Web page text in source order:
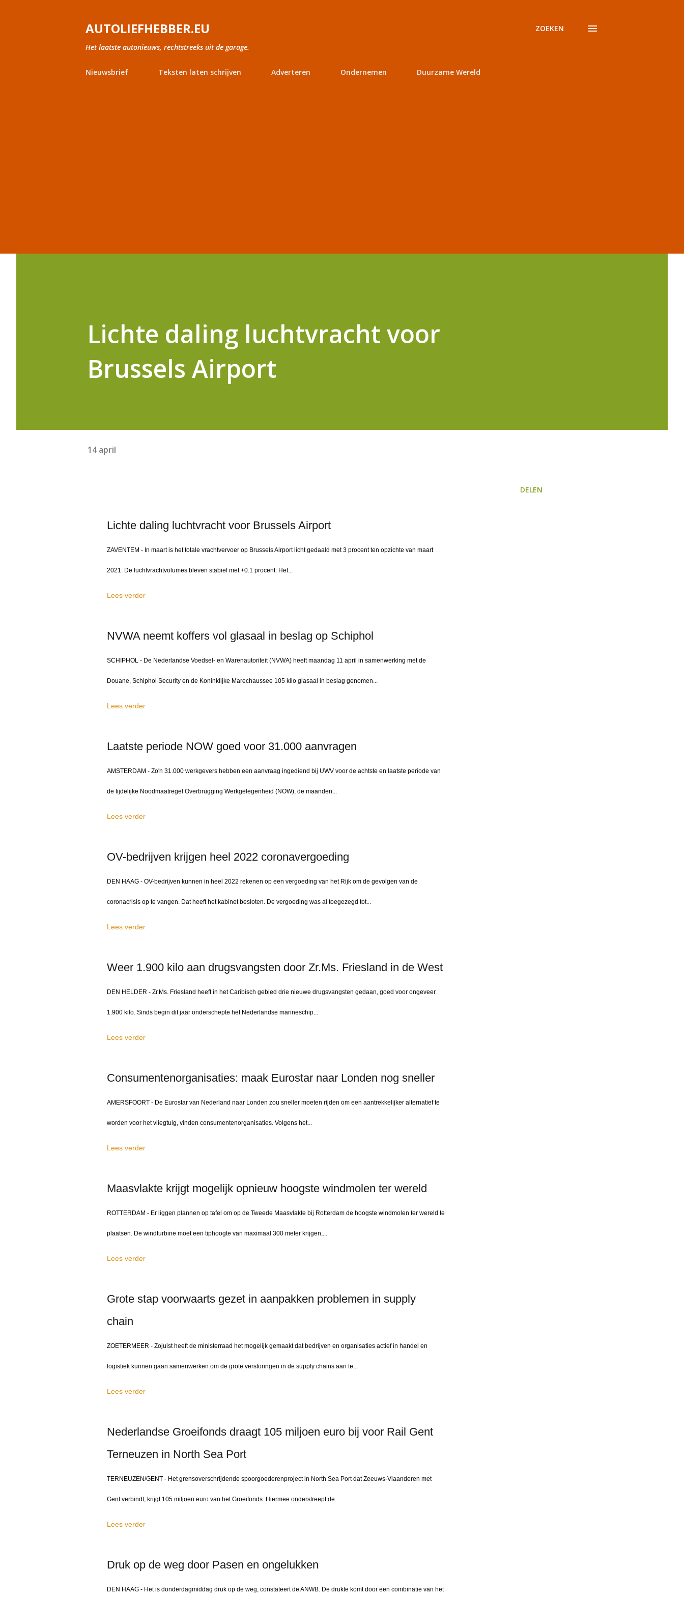
AUTOLIEFHEBBER.EU
Het laatste autonieuws, rechtstreeks uit de garage.
ZOEKEN
Nieuwsbrief Teksten laten schrijven Adverteren Ondernemen Duurzame Wereld
Lichte daling luchtvracht voor
Brussels Airport
14 april
Lichte daling luchtvracht voor Brussels Airport
ZAVENTEM - In maart is het totale vrachtvervoer op Brussels Airport licht gedaald met 3 procent ten opzichte van maart
2021. De luchtvrachtvolumes bleven stabiel met +0.1 procent. Het...
Lees verder
NVWA neemt koffers vol glasaal in beslag op Schiphol
SCHIPHOL - De Nederlandse Voedsel- en Warenautoriteit (NVWA) heeft maandag 11 april in samenwerking met de
Douane, Schiphol Security en de Koninklijke Marechaussee 105 kilo glasaal in beslag genomen...
Lees verder
Laatste periode NOW goed voor 31.000 aanvragen
AMSTERDAM - Zo'n 31.000 werkgevers hebben een aanvraag ingediend bij UWV voor de achtste en laatste periode van
de tijdelijke Noodmaatregel Overbrugging Werkgelegenheid (NOW), de maanden...
Lees verder
OV-bedrijven krijgen heel 2022 coronavergoeding
DEN HAAG - OV-bedrijven kunnen in heel 2022 rekenen op een vergoeding van het Rijk om de gevolgen van de
coronacrisis op te vangen. Dat heeft het kabinet besloten. De vergoeding was al toegezegd tot...
Lees verder
Weer 1.900 kilo aan drugsvangsten door Zr.Ms. Friesland in de West
DEN HELDER - Zr.Ms. Friesland heeft in het Caribisch gebied drie nieuwe drugsvangsten gedaan, goed voor ongeveer
1.900 kilo. Sinds begin dit jaar onderschepte het Nederlandse marineschip...
Lees verder
Consumentenorganisaties: maak Eurostar naar Londen nog sneller
AMERSFOORT - De Eurostar van Nederland naar Londen zou sneller moeten rijden om een aantrekkelijker alternatief te
worden voor het vliegtuig, vinden consumentenorganisaties. Volgens het...
Lees verder
Maasvlakte krijgt mogelijk opnieuw hoogste windmolen ter wereld
ROTTERDAM - Er liggen plannen op tafel om op de Tweede Maasvlakte bij Rotterdam de hoogste windmolen ter wereld te
plaatsen. De windturbine moet een tiphoogte van maximaal 300 meter krijgen,...
Lees verder
Grote stap voorwaarts gezet in aanpakken problemen in supply
chain
ZOETERMEER - Zojuist heeft de ministerraad het mogelijk gemaakt dat bedrijven en organisaties actief in handel en
logistiek kunnen gaan samenwerken om de grote verstoringen in de supply chains aan te...
Lees verder
Nederlandse Groeifonds draagt 105 miljoen euro bij voor Rail Gent
Terneuzen in North Sea Port
TERNEUZEN/GENT - Het grensoverschrijdende spoorgoederenproject in North Sea Port dat Zeeuws-Vlaanderen met
Gent verbindt, krijgt 105 miljoen euro van het Groeifonds. Hiermee onderstreept de...
Lees verder
Druk op de weg door Pasen en ongelukken
DEN HAAG - Het is donderdagmiddag druk op de weg, constateert de ANWB. De drukte komt door een combinatie van het
DELEN